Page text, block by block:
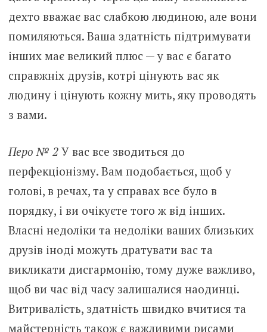
дехто вважає вас слабкою людиною, але вони
помиляються. Ваша здатність підтримувати
інших має великий плюс — у вас є багато
справжніх друзів, котрі цінують вас як
людину і цінують кожну мить, яку проводять
з вами.
Перо № 2 У вас все зводиться до
перфекціонізму. Вам подобається, щоб у
голові, в речах, та у справах все було в
порядку, і ви очікуєте того ж від інших.
Власні недоліки та недоліки ваших близьких
друзів іноді можуть дратувати вас та
викликати дисгармонію, тому дуже важливо,
щоб ви час від часу залишалися наодинці.
Витривалість, здатність швидко вчитися та
майстерність також є важливими рисами